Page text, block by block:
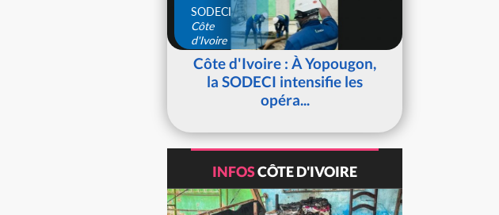
SODECI
Côte
d'Ivoire
Côte d'Ivoire : À Yopougon,
la SODECI intensifie les
opéra...
INFOSCÔTE D'IVOIRE